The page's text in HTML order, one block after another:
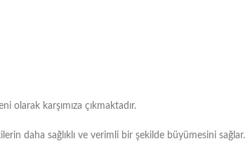
olarak karşımıza çıkmaktadır.
daha sağlıklı ve verimli bir şekilde büyümesini sağlar.